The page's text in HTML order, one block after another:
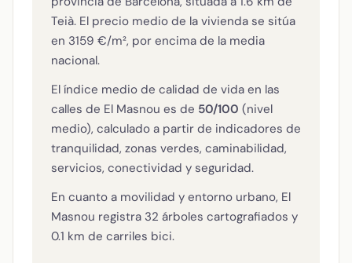
Teià. El precio medio de la vivienda se sitúa
en 3159 €/m², por encima de la media
nacional.
El índice medio de calidad de vida en las
calles de El Masnou es de 50/100 (nivel
medio), calculado a partir de indicadores de
tranquilidad, zonas verdes, caminabilidad,
servicios, conectividad y seguridad.
En cuanto a movilidad y entorno urbano, El
Masnou registra 32 árboles cartografiados y
0.1 km de carriles bici.